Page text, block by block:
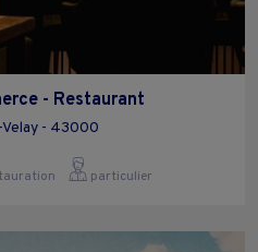
- Restaurant
- 43000
particulier